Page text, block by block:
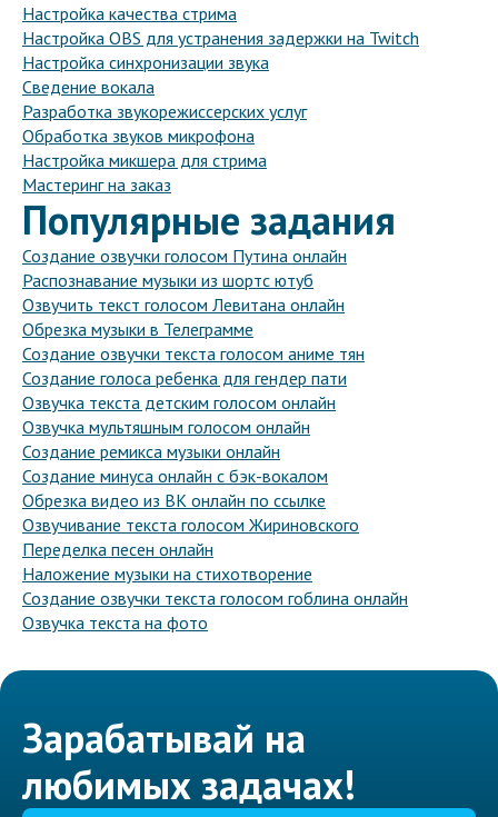
Настройка качества стрима
Настройка OBS для устранения задержки на Twitch
Настройка синхронизации звука
Сведение вокала
Разработка звукорежиссерских услуг
Обработка звуков микрофона
Настройка микшера для стрима
Мастеринг на заказ
Популярные задания
Создание озвучки голосом Путина онлайн
Распознавание музыки из шортс ютуб
Озвучить текст голосом Левитана онлайн
Обрезка музыки в Телеграмме
Создание озвучки текста голосом аниме тян
Создание голоса ребенка для гендер пати
Озвучка текста детским голосом онлайн
Озвучка мультяшным голосом онлайн
Создание ремикса музыки онлайн
Создание минуса онлайн с бэк-вокалом
Обрезка видео из ВК онлайн по ссылке
Озвучивание текста голосом Жириновского
Переделка песен онлайн
Наложение музыки на стихотворение
Создание озвучки текста голосом гоблина онлайн
Озвучка текста на фото
Зарабатывай на
любимых задачах!